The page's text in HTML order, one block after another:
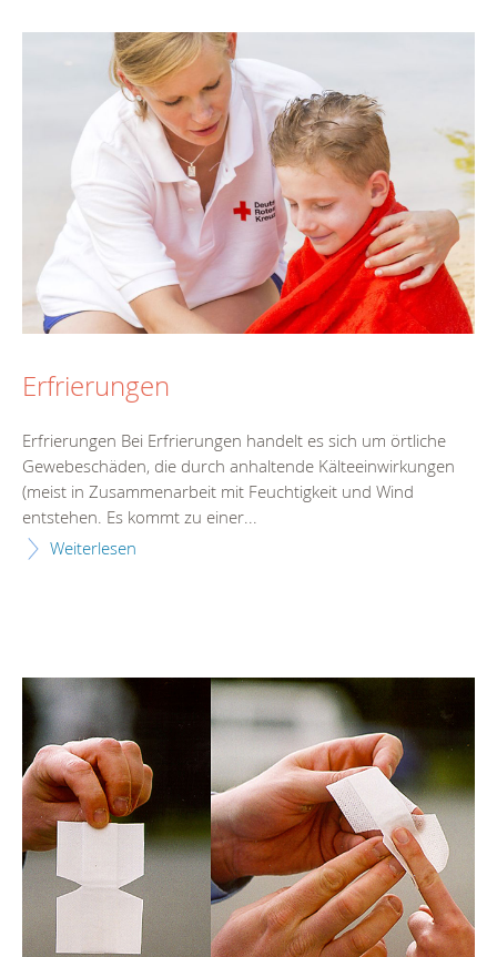
Erfrierungen
Erfrierungen Bei Erfrierungen handelt es sich um örtliche
Gewebeschäden, die durch anhaltende Kälteeinwirkungen
(meist in Zusammenarbeit mit Feuchtigkeit und Wind
entstehen. Es kommt zu einer...
Weiterlesen